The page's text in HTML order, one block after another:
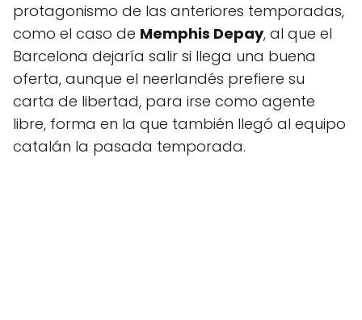
protagonismo de las anteriores temporadas,
como el caso de Memphis Depay, al que el
Barcelona dejaría salir si llega una buena
oferta, aunque el neerlandés prefiere su
carta de libertad, para irse como agente
libre, forma en la que también llegó al equipo
catalán la pasada temporada.